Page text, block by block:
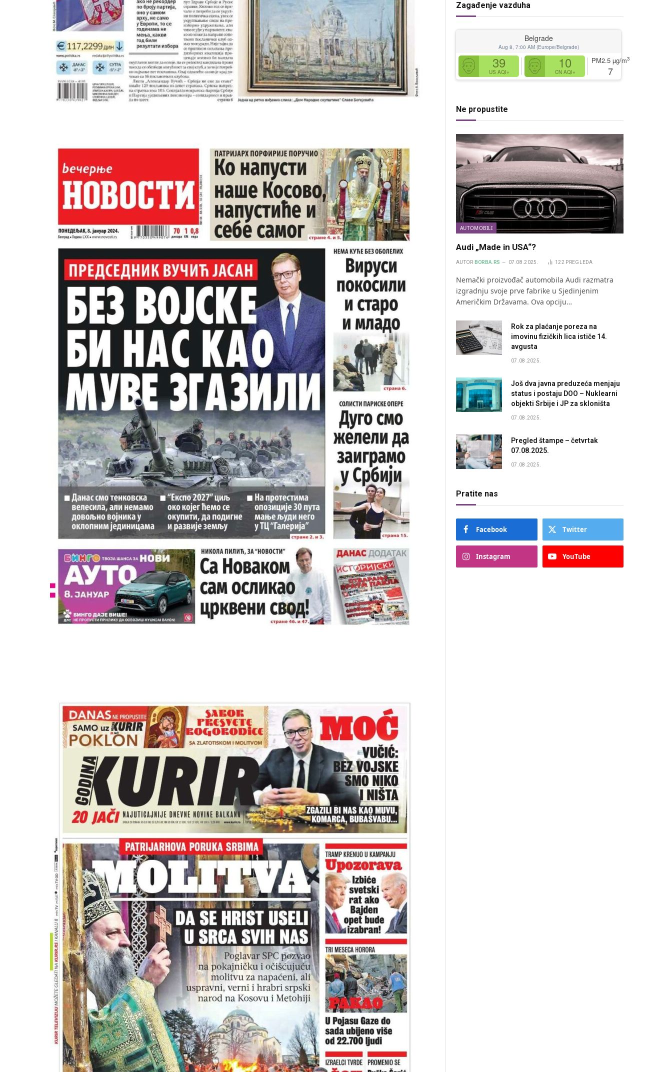
Zagađenje vazduha
Belgrade
Aug 8, 7:00 AM (Europe/Belgrade)
39
US AQI+
10
CN AQI+
PM2.5 µg/m3
7
Ne propustite
AUTOMOBILI
Audi „Made in USA“?
AUTOR BORBA.RS 07.08.2025. 122 PREGLEDA
Nemački proizvođač automobila Audi razmatra
izgradnju svoje prve fabrike u Sjedinjenim
Američkim Državama. Ova opciju…
Rok za plaćanje poreza na
imovinu fizičkih lica ističe 14.
avgusta
07.08.2025.
Još dva javna preduzeća menjaju
status i postaju DOO – Nuklearni
objekti Srbije i JP za skloništa
07.08.2025.
Pregled štampe – četvrtak
07.08.2025.
07.08.2025.
Pratite nas
Facebook Twitter
Instagram YouTube